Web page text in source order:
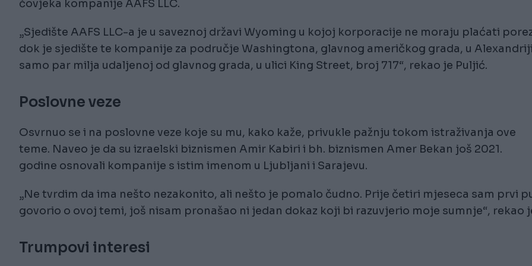
čovjeka kompanije AAFS LLC.
„Sjedište AAFS LLC-a je u saveznoj državi Wyoming u kojoj korporacije ne moraju plaćati
dok je sjedište te kompanije za područje Washingtona, glavnog američkog grada, u
samo par milja udaljenoj od glavnog grada, u ulici King Street, broj 717“, rekao je Puljić.
Poslovne veze
Osvrnuo se i na poslovne veze koje su mu, kako kaže, privukle pažnju tokom istraživanja ove
teme. Naveo je da su izraelski biznismen Amir Kabiri i bh. biznismen Amer Bekan još 2021.
godine osnovali kompanije s istim imenom u Ljubljani i Sarajevu.
„Ne tvrdim da ima nešto nezakonito, ali nešto je pomalo čudno. Prije četiri mjeseca sam prvi
govorio o ovoj temi, još nisam pronašao ni jedan dokaz koji bi razuvjerio moje sumnje“, rekao
Trumpovi interesi